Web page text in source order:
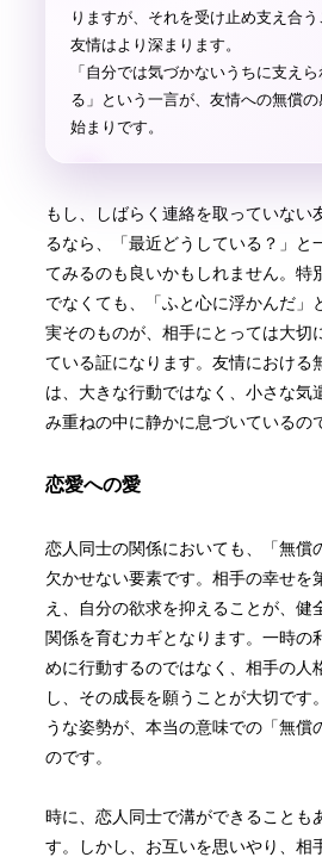
りますが、それを受け止め支え合
友情はより深まります。
「自分では気づかないうちに支え
る」という一言が、友情への無償
始まりです。
もし、しばらく連絡を取っていない
るなら、「最近どうしている？」と
てみるのも良いかもしれません。特
でなくても、「ふと心に浮かんだ」
実そのものが、相手にとっては大切
ている証になります。友情における
は、大きな行動ではなく、小さな気
み重ねの中に静かに息づいているの
恋愛への愛
恋人同士の関係においても、「無償
欠かせない要素です。相手の幸せを
え、自分の欲求を抑えることが、健
関係を育むカギとなります。一時の
めに行動するのではなく、相手の人
し、その成長を願うことが大切です
うな姿勢が、本当の意味での「無償
のです。
時に、恋人同士で溝ができることも
す。しかし、お互いを思いやり、相